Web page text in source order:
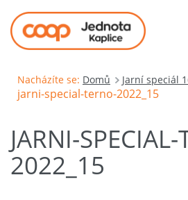
Nacházíte se: Domů Jarní speciál
jarni-special-terno-2022_15
JARNI-
2022_15